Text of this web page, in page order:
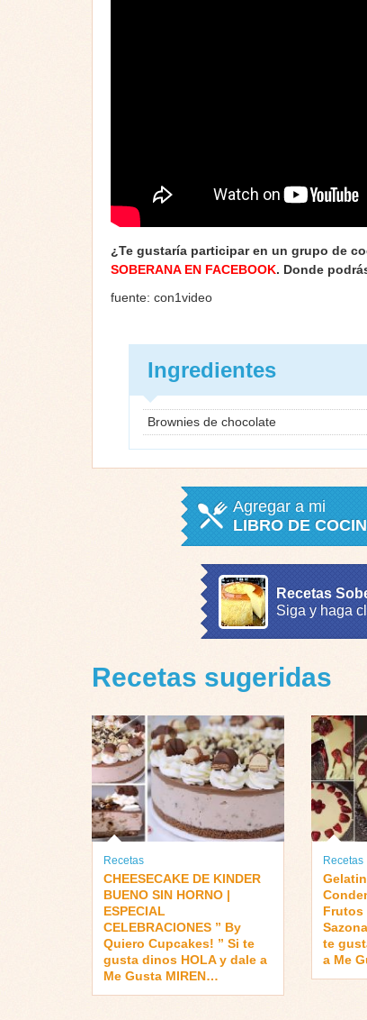
¿Te gustaría participar en un grupo de
SOBERANA EN FACEBOOK. Donde
fuente: con1video
Ingredientes
Brownies de chocolate
Agregar a mi
LIBRO DE
Recetas
Siga y haga
Recetas sugeridas
Recetas
CHEESECAKE DE KINDER
BUENO SIN HORNO |
ESPECIAL
CELEBRACIONES ” By
Quiero Cupcakes! ” Si te
gusta dinos HOLA y dale a
Me Gusta MIREN…
Recetas
Frutos
te
a Me